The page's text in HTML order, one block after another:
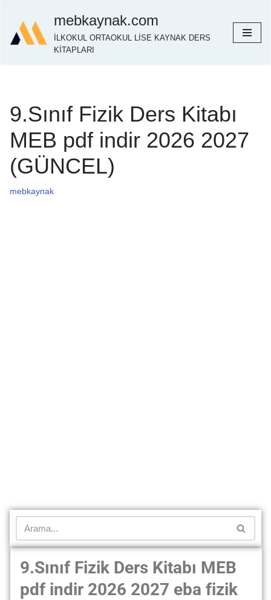
İçeriğe
geç
mebkaynak.com
İLKOKUL ORTAOKUL LİSE KAYNAK DERS
KİTAPLARI
9.Sınıf Fizik Ders Kitabı
MEB pdf indir 2026 2027
(GÜNCEL)
mebkaynak
9.Sınıf Fizik Ders Kitabı MEB
pdf indir 2026 2027 eba fizik